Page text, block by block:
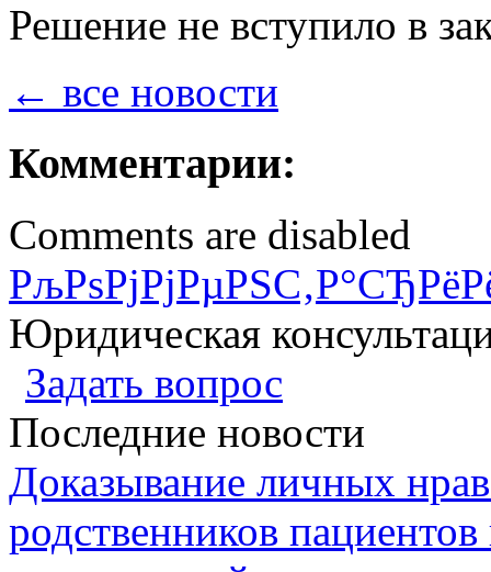
Решение не вступило в
← все новости
Комментарии:
Comments are disabled
Юридическая
Задать вопрос
Последние новости
Доказывание личных
родственников